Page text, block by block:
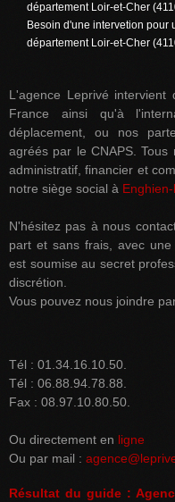
département Loir-et-Cher
Besoin d'une intervetion pour
département Loir-et-Cher
L'agence Leprivé
France ainsi qu'à
déplacement, ou nos
agréés par le CNAPS.
administratif, financier et
notre siège social à
N'hésitez pas à nous
part et sans frais, avec une
est soumise au secret
discrétion.
Vous pouvez nous joindre
Tél : 01.34.16.10.50.
Tél : 06.88.94.78.88.
Fax : 08.97.10.80.50.
Ou directement en ligne
Ou par mail :
Résultat du guide :